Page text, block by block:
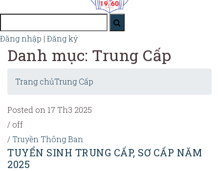
Đăng nhập | Đăng ký
Danh mục: Trung Cấp
Trang chủTrung Cấp
Posted on 17 Th3 2025
/ off
/ Truyền Thông Ban
TUYỂN SINH TRUNG CẤP, SƠ CẤP NĂM
2025